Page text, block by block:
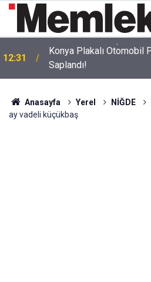
12:31
Konya Plakalı Otomobil
Saplandı!
Anasayfa Yerel NİĞDE
ay vadeli küçükbaş